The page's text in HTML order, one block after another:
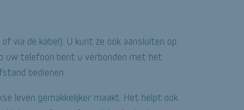
via de kabel). U kunt ze ook aansluiten op
uw telefoon bent u verbonden met het
bedienen.
leven gemakkelijker maakt. Het helpt ook